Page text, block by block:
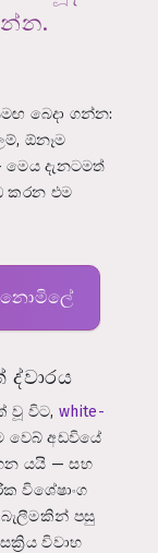
බෙදා ගන්න:
ඕනෑම
මෙය දැනටමත්
කරන එම
නොමිලේ
වූ විට, white-
වෙබ් අඩවියේ
යයි — සහ
විශේෂාංග
බැලීමකින් පසු
විවාහ